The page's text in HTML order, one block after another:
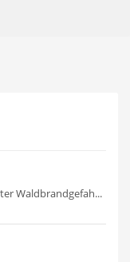
Waldbrandgefah...